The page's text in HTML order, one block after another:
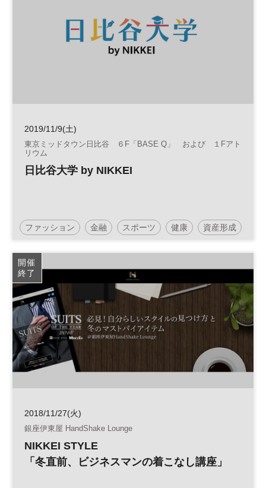
2019/11/9(土)
東京ミッドタウン日比谷 ６F「BASE Q」 および １Fアト
リウム
日比谷大学 by NIKKEI
ファッション 金融 スポーツ 健康 資産形成
医療 人生100年 メガバンク 認知症
金融機関 参加無料
開催
終了
2018/11/27(火)
銀座伊東屋 HandShake Lounge
NIKKEI STYLE
「冬直前、ビジネスマンの着こなし講座」